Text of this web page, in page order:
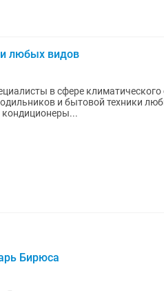
любых видов
в сфере
и бытовой техники любых
Бирюса